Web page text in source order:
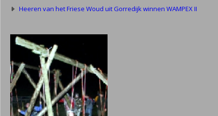
Heeren van het Friese Woud uit Gorredijk winnen WAMPEX II